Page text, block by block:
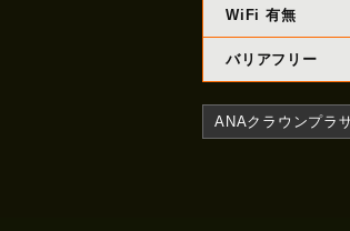
WiFi 有無
バリアフリー
ANAクラウンプラ